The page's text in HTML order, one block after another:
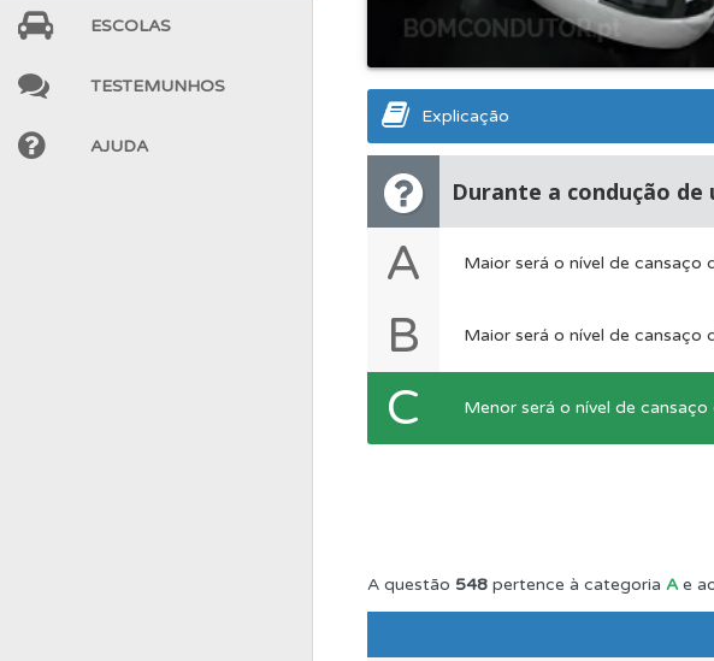
Consulte a ajuda se tiver
Testes
Consulte as suas estatísticas no
Tem um histórico dos seus
Use os atalhos de teclado
Saiba no seu perfil se já está
Consulte a biblioteca para
ESCOLAS
TESTEMUNHOS
AJUDA
Explicação
Durante a condução
A Maior será o nível de
B Maior será o nível de cansaço
C Menor será o nível de
A questão 548 pertence à categoria Ae